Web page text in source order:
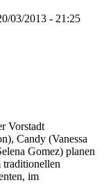
03/2013 - 21:25
Vorstadt
Candy (Vanessa
Gomez) planen
traditionellen
im